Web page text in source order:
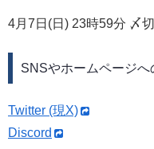
4月7日(日) 23時59分 〆切
SNSやホームページへ
Twitter (現X)
Discord